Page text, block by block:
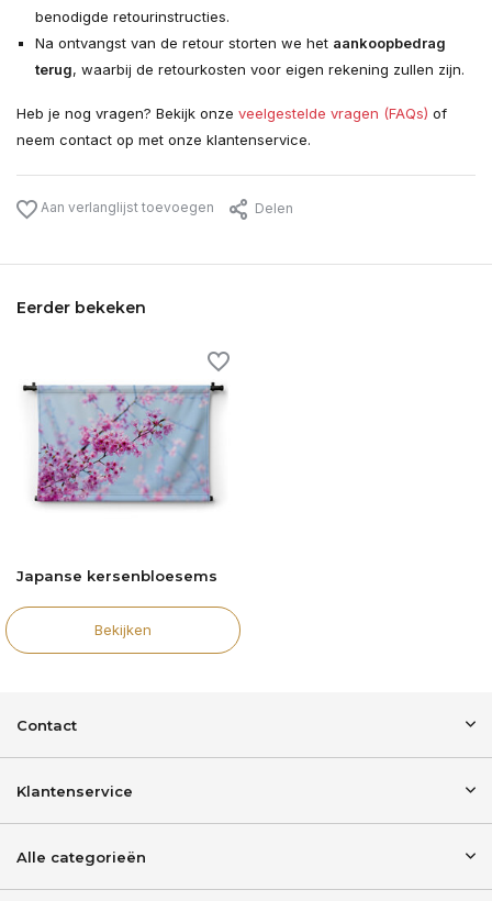
benodigde retourinstructies.
Na ontvangst van de retour storten we het aankoopbedrag
terug, waarbij de retourkosten voor eigen rekening zullen zijn.
Heb je nog vragen? Bekijk onze veelgestelde vragen (FAQs) of
neem contact op met onze klantenservice.
Aan verlanglijst toevoegen Delen
Eerder bekeken
Japanse kersenbloesems
Bekijken
Contact
Klantenservice
Alle categorieën